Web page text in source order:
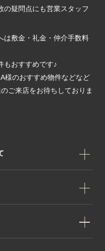
の疑問点にも営業スタッフ
は敷金・礼金・仲介手数料
もおすすめです♪
様のおすすめ物件などなど
ご来店をお待ちしておりま